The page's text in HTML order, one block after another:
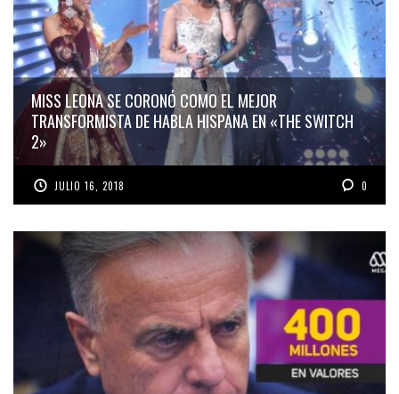
MISS LEONA SE CORONÓ COMO EL MEJOR
TRANSFORMISTA DE HABLA HISPANA EN «THE SWITCH
2»
JULIO 16, 2018 0